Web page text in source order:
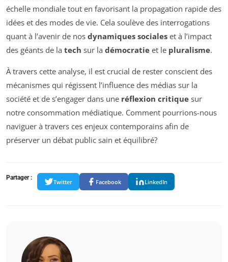
échelle mondiale tout en favorisant la propagation rapide des
idées et des modes de vie. Cela soulève des interrogations
quant à l’avenir de nos dynamiques sociales et à l’impact
des géants de la tech sur la démocratie et le pluralisme.
À travers cette analyse, il est crucial de rester conscient des
mécanismes qui régissent l’influence des médias sur la
société et de s’engager dans une réflexion critique sur
notre consommation médiatique. Comment pourrions-nous
naviguer à travers ces enjeux contemporains afin de
préserver un débat public sain et équilibré?
Partager :
Twitter Facebook LinkedIn